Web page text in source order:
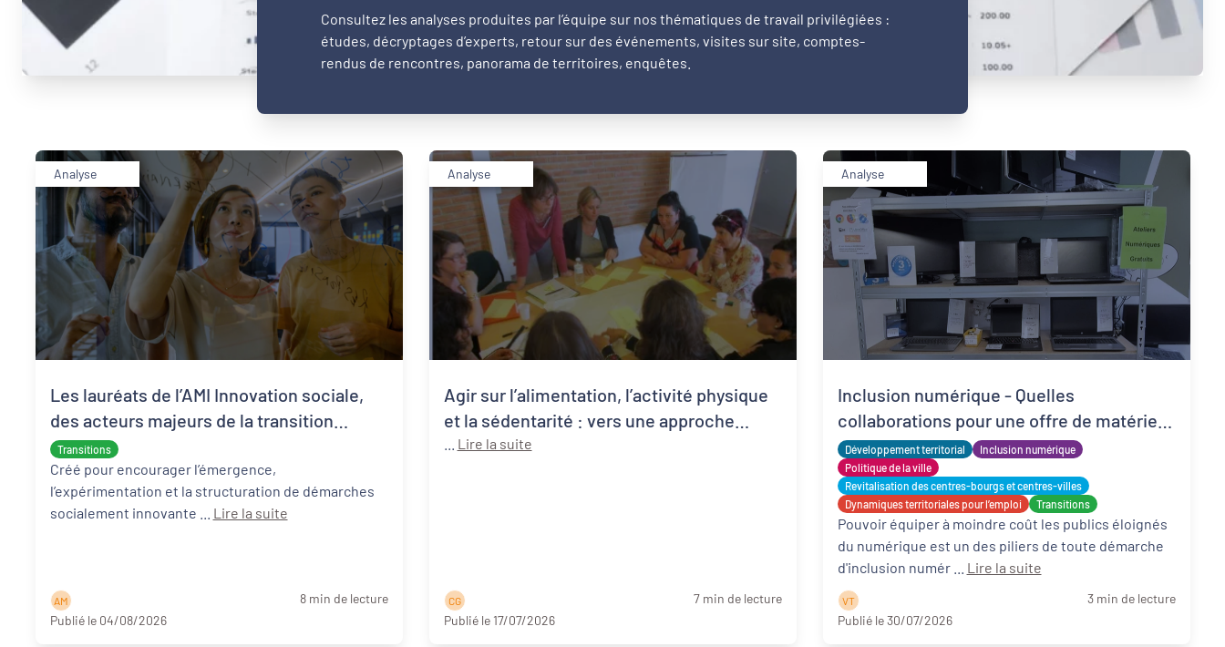
Consultez les analyses produites par l’équipe sur nos thématiques de travail privilégiées :
études, décryptages d’experts, retour sur des événements, visites sur site, comptes-
rendus de rencontres, panorama de territoires, enquêtes.
Analyse
Transitions
Les lauréats de l’AMI Innovation sociale,
des acteurs majeurs de la transition
écologique et sociale
Créé pour encourager l’émergence,
l’expérimentation et la structuration de démarches
Lire la suite
A M
8 min de lecture
Publié le 04/08/2026
Analyse
Agir sur l’alimentation, l’activité physique
et la sédentarité : vers une approche
systémique de la santé publique
Lire la suite
C G
7 min de lecture
Publié le 17/07/2026
Analyse
Développement territorial
Inclusion numérique
Politique de la ville
Revitalisation des centres-bourgs et centres-villes
Dynamiques territoriales pour l’emploi
Transitions
Inclusion numérique - Quelles
collaborations pour une offre de matériels
reconditionnés locale, solidaire et adaptée
?
Pouvoir équiper à moindre coût les publics éloignés
du numérique est un des piliers de toute démarche
Lire la suite
V T
3 min de lecture
Publié le 30/07/2026